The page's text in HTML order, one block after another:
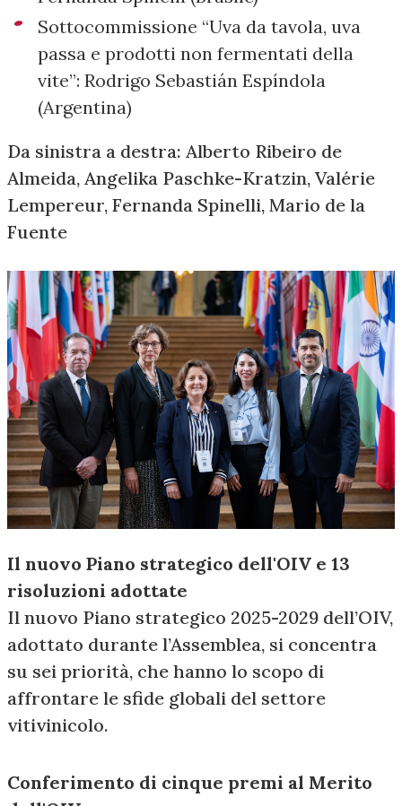
Sottocommissione “Uva da tavola, uva
passa e prodotti non fermentati della
vite”: Rodrigo Sebastián Espíndola
(Argentina)
Da sinistra a destra: Alberto Ribeiro de
Almeida, Angelika Paschke-Kratzin, Valérie
Lempereur, Fernanda Spinelli, Mario de la
Fuente
Il nuovo Piano strategico dell'OIV e 13
risoluzioni adottate
Il nuovo Piano strategico 2025-2029 dell’OIV,
adottato durante l’Assemblea, si concentra
su sei priorità, che hanno lo scopo di
affrontare le sfide globali del settore
vitivinicolo.
Conferimento di cinque premi al Merito